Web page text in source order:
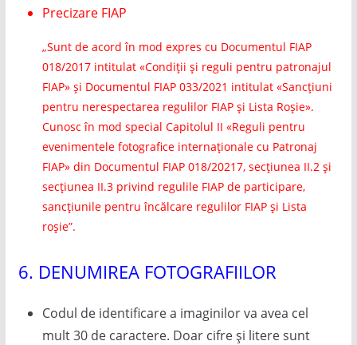
Precizare FIAP
„Sunt de acord în mod expres cu Documentul FIAP
018/2017 intitulat «Condiții și reguli pentru patronajul
FIAP» și Documentul FIAP 033/2021 intitulat «Sancțiuni
pentru nerespectarea regulilor FIAP și Lista Roșie».
Cunosc în mod special Capitolul II «Reguli pentru
evenimentele fotografice internaționale cu Patronaj
FIAP» din Documentul FIAP 018/20217, secțiunea II.2 și
secțiunea II.3 privind regulile FIAP de participare,
sancțiunile pentru încălcare regulilor FIAP și Lista
roșie”.
6. DENUMIREA FOTOGRAFIILOR
Codul de identificare a imaginilor va avea cel
mult 30 de caractere. Doar cifre și litere sunt